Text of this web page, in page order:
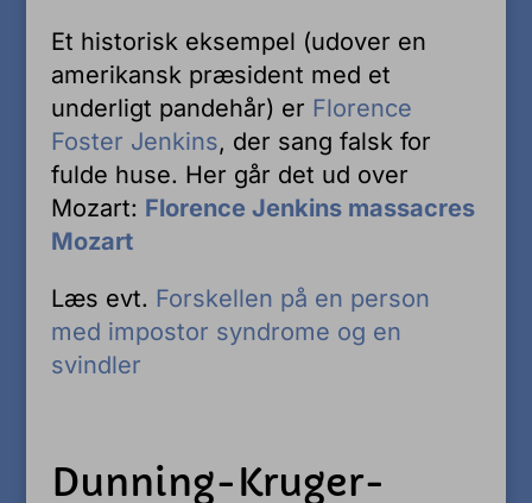
Et historisk eksempel (udover en
amerikansk præsident med et
underligt pandehår) er Florence
Foster Jenkins, der sang falsk for
fulde huse. Her går det ud over
Mozart: Florence Jenkins massacres
Mozart
Læs evt. Forskellen på en person
med impostor syndrome og en
svindler
Dunning-Kruger-